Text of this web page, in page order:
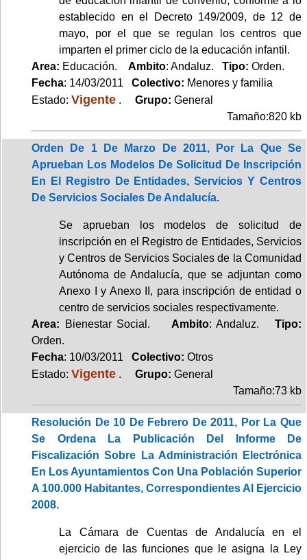
establecido en el Decreto 149/2009, de 12 de
mayo, por el que se regulan los centros que
imparten el primer ciclo de la educación infantil.
Area: Educación. Ambito: Andaluz. Tipo: Orden.
Fecha: 14/03/2011 Colectivo: Menores y familia
Estado: Vigente . Grupo: General
Tamaño:820 kb
Orden De 1 De Marzo De 2011, Por La Que Se
Aprueban Los Modelos De Solicitud De Inscripción
En El Registro De Entidades, Servicios Y Centros
De Servicios Sociales De Andalucía.
Se aprueban los modelos de solicitud de
inscripción en el Registro de Entidades, Servicios
y Centros de Servicios Sociales de la Comunidad
Autónoma de Andalucía, que se adjuntan como
Anexo I y Anexo II, para inscripción de entidad o
centro de servicios sociales respectivamente.
Area: Bienestar Social. Ambito: Andaluz.Tipo:
Orden.
Fecha: 10/03/2011 Colectivo: Otros
Estado: Vigente . Grupo: General
Tamaño:73 kb
Resolución De 10 De Febrero De 2011, Por La Que
Se Ordena La Publicación Del Informe De
Fiscalización Sobre La Administración Electrónica
En Los Ayuntamientos Con Una Población Superior
A 100.000 Habitantes, Correspondientes Al Ejercicio
2008.
La Cámara de Cuentas de Andalucía en el
ejercicio de las funciones que le asigna la Ley